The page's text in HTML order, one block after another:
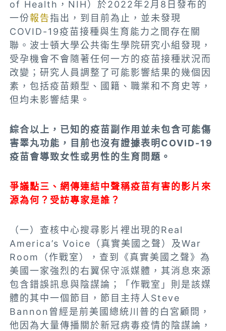
of Health，NIH）於2022年2月8日發布的
一份報告指出，到目前為止，並未發現
COVID-19疫苗接種與生育能力之間存在關
聯。波士頓大學公共衛生學院研究小組發現，
受孕機會不會隨著任何一方的疫苗接種狀況而
改變；研究人員調整了可能影響結果的幾個因
素，包括疫苗類型、國籍、職業和不育史等，
但均未影響結果。
綜合以上，已知的疫苗副作用並未包含可能傷
害睪丸功能，目前也沒有證據表明COVID-19
疫苗會導致女性或男性的生育問題。
爭議點三、網傳連結中聲稱疫苗有害的影片來
源為何？受訪專家是誰？
（一） 查核中心搜尋影片裡出現的Real
America’s Voice（真實美國之聲）及War
Room（作戰室），查到《真實美國之聲》為
美國一家強烈的右翼保守派媒體，其消息來源
包含錯誤訊息與陰謀論；「作戰室」則是該媒
體的其中一個節目，節目主持人 Steve
Bannon 曾經是前美國總統川普的白宮顧問，
他因為大量傳播關於新冠病毒疫情的陰謀論，